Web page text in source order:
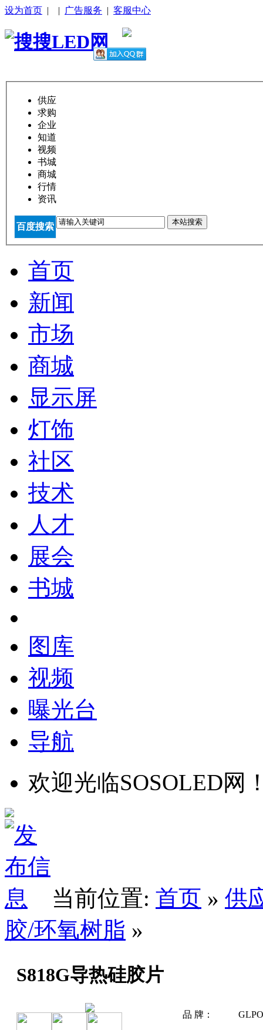
设为首页 | | 广告服务 | 客服中心
供应
求购
企业
知道
视频
书城
商城
行情
资讯
百度搜索 本站搜索
首页
新闻
市场
商城
显示屏
灯饰
社区
技术
人才
展会
书城
图库
视频
曝光台
导航
欢迎光临SOSOLED网
当前位置: 首页 » 供
胶/环氧树脂 »
S818G导热硅胶片
品 牌：